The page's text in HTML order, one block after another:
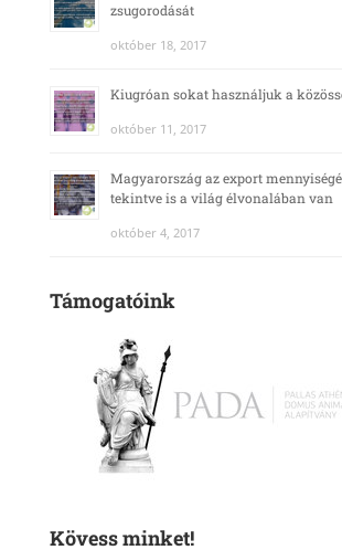
zsugorodását
október 18, 2017
Kiugróan sokat használjuk a
október 11, 2017
Magyarország az export
tekintve is a világ élvonalában van
október 4, 2017
Támogatóink
Kövess minket!